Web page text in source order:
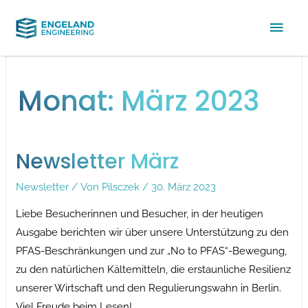
Monat: März 2023
Newsletter März
Newsletter / Von Pilsczek / 30. März 2023
Liebe Besucherinnen und Besucher, in der heutigen
Ausgabe berichten wir über unsere Unterstützung zu den
PFAS-Beschränkungen und zur „No to PFAS“-Bewegung,
zu den natürlichen Kältemitteln, die erstaunliche Resilienz
unserer Wirtschaft und den Regulierungswahn in Berlin.